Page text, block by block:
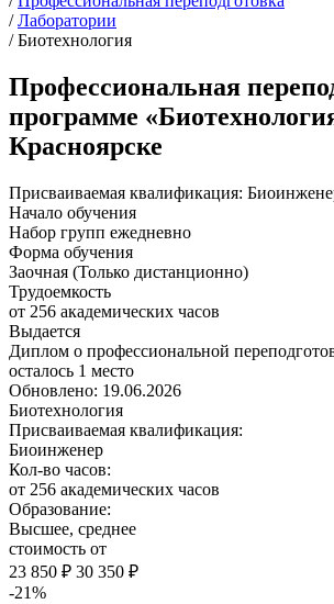
/ Лаборатории
/ Биотехнология
Профессиональная
программе
Красноярске
Присваиваемая квалификация:
Начало обучения
Набор групп ежедневно
Форма обучения
Заочная (Только дистанционно)
Трудоемкость
от 256 академических часов
Выдается
Диплом о профессиональной
осталось 1 место
Обновлено: 19.06.2026
Биотехнология
Присваиваемая квалификация:
Биоинженер
Кол-во часов:
от 256 академических часов
Образование:
Высшее, среднее
стоимость от
23 850 ₽ 30 350 ₽
-21%